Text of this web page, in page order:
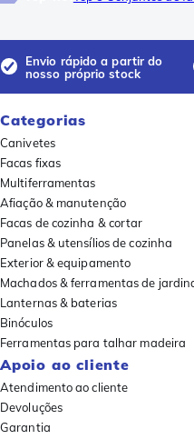
Envio rápido a partir do
nosso próprio stock
Categorias
Canivetes
Facas fixas
Multiferramentas
Afiação & manutenção
Facas de cozinha & cortar
Panelas & utensílios de cozinha
Exterior & equipamento
Machados & ferramentas de
Lanternas & baterias
Binóculos
Ferramentas para talhar madeira
Apoio ao cliente
Atendimento ao cliente
Devoluções
Garantia